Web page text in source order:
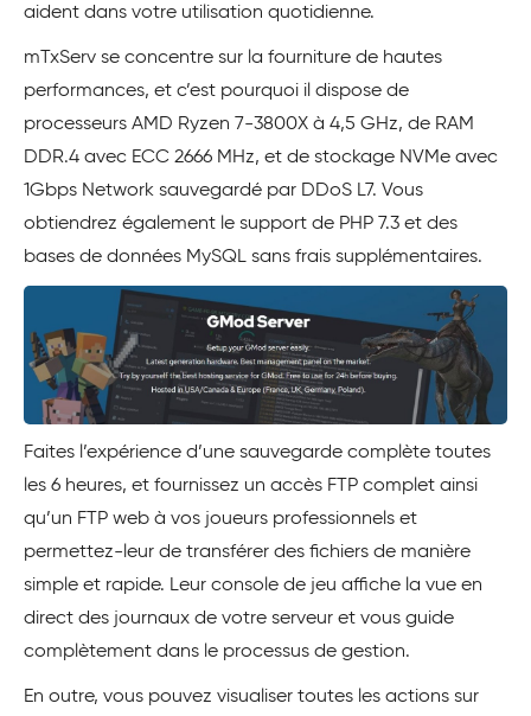
aident dans votre utilisation quotidienne.
mTxServ se concentre sur la fourniture de hautes
performances, et c’est pourquoi il dispose de
processeurs AMD Ryzen 7-3800X à 4,5 GHz, de RAM
DDR.4 avec ECC 2666 MHz, et de stockage NVMe avec
1Gbps Network sauvegardé par DDoS L7. Vous
obtiendrez également le support de PHP 7.3 et des
bases de données MySQL sans frais supplémentaires.
Faites l’expérience d’une sauvegarde complète toutes
les 6 heures, et fournissez un accès FTP complet ainsi
qu’un FTP web à vos joueurs professionnels et
permettez-leur de transférer des fichiers de manière
simple et rapide. Leur console de jeu affiche la vue en
direct des journaux de votre serveur et vous guide
complètement dans le processus de gestion.
En outre, vous pouvez visualiser toutes les actions sur